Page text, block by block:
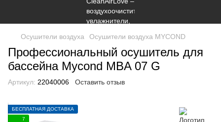
Осушители воздуха Осушители воздуха MYCOND
Профессиональный осушитель для
бассейна Mycond MBA 07 G
Артикул: 22040006 Оставить отзыв
БЕСПЛАТНАЯ ДОСТАВКА
7